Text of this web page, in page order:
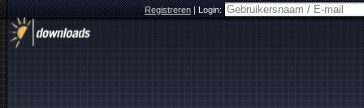
Registreren|Login: